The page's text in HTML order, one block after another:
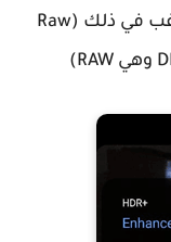
اسفله) ، وقم بتمكين Raw إذا كنت ترغب في ذلك (Raw